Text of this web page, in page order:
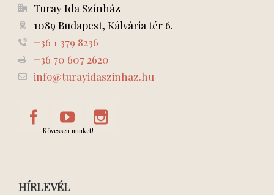
Turay Ida Színház
1089 Budapest, Kálvária tér 6.
+36 1 379 8236
+36 70 607 2620
info@turayidaszinhaz.hu
Kövessen minket!
HÍRLEVÉL